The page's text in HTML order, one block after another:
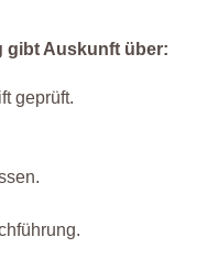
gibt Auskunft über:
geprüft.